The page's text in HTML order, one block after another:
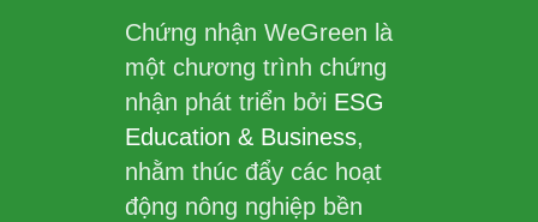
Chứng nhận WeGreen là
một chương trình chứng
nhận phát triển bởi ESG
Education & Business,
nhằm thúc đẩy các hoạt
động nông nghiệp bền